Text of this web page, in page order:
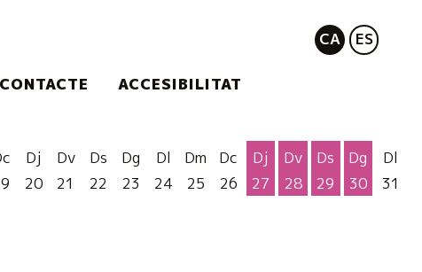
CA ES
CONTACTE ACCESIBILITAT
Dj
20
Dv
21
Ds
22
Dg
23
Dl
24
Dm
25
Dc
26
Dj
27
Dv
28
Ds
29
Dg
30
Dl
31